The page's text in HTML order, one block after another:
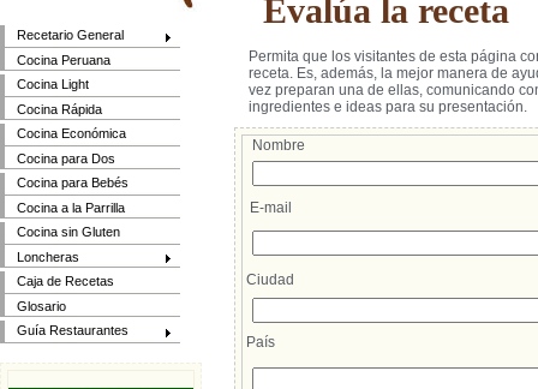
Recetario General
Cocina Peruana
Cocina Light
Cocina Rápida
Cocina Económica
Cocina para Dos
Cocina para Bebés
Cocina a la Parrilla
Cocina sin Gluten
Loncheras
Caja de Recetas
Glosario
Guía Restaurantes
Evalúa la receta
Permita que los visitantes de esta página
receta. Es, además, la mejor manera de
vez preparan una de ellas, comunicando
ingredientes e ideas para su presentación.
Nombre
E-mail
Ciudad
País